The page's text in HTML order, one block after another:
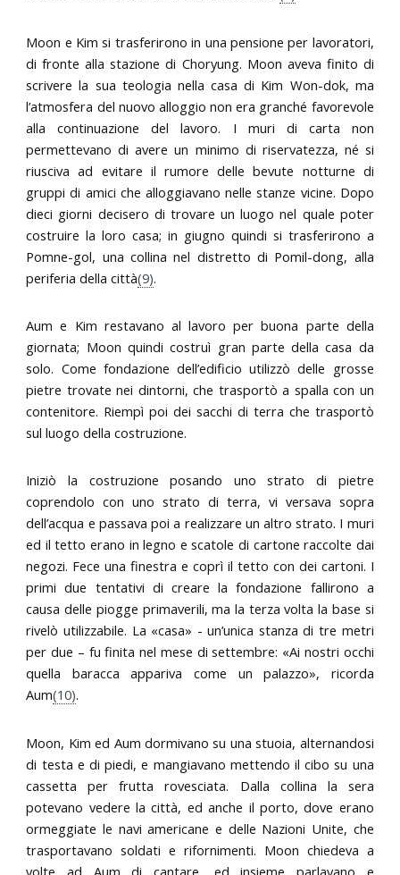
Moon e Kim si trasferirono in una pensione per lavoratori,
di fronte alla stazione di Choryung. Moon aveva finito di
scrivere la sua teologia nella casa di Kim Won-dok, ma
l’atmosfera del nuovo alloggio non era granché favorevole
alla continuazione del lavoro. I muri di carta non
permettevano di avere un minimo di riservatezza, né si
riusciva ad evitare il rumore delle bevute notturne di
gruppi di amici che alloggiavano nelle stanze vicine. Dopo
dieci giorni decisero di trovare un luogo nel quale poter
costruire la loro casa; in giugno quindi si trasferirono a
Pomne-gol, una collina nel distretto di Pomil-dong, alla
periferia della città(9).
Aum e Kim restavano al lavoro per buona parte della
giornata; Moon quindi costruì gran parte della casa da
solo. Come fondazione dell’edificio utilizzò delle grosse
pietre trovate nei dintorni, che trasportò a spalla con un
contenitore. Riempì poi dei sacchi di terra che trasportò
sul luogo della costruzione.
Iniziò la costruzione posando uno strato di pietre
coprendolo con uno strato di terra, vi versava sopra
dell’acqua e passava poi a realizzare un altro strato. I muri
ed il tetto erano in legno e scatole di cartone raccolte dai
negozi. Fece una finestra e coprì il tetto con dei cartoni. I
primi due tentativi di creare la fondazione fallirono a
causa delle piogge primaverili, ma la terza volta la base si
rivelò utilizzabile. La «casa» - un’unica stanza di tre metri
per due – fu finita nel mese di settembre: «Ai nostri occhi
quella baracca appariva come un palazzo», ricorda
Aum(10).
Moon, Kim ed Aum dormivano su una stuoia, alternandosi
di testa e di piedi, e mangiavano mettendo il cibo su una
cassetta per frutta rovesciata. Dalla collina la sera
potevano vedere la città, ed anche il porto, dove erano
ormeggiate le navi americane e delle Nazioni Unite, che
trasportavano soldati e rifornimenti. Moon chiedeva a
volte ad Aum di cantare, ed insieme parlavano e